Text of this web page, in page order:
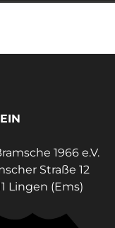
1966 e.V.
Straße 12
Lingen (Ems)